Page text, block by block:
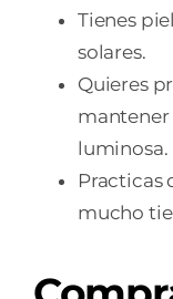
Tienes
solares.
Quieres
mantener
luminosa.
Practicas
mucho